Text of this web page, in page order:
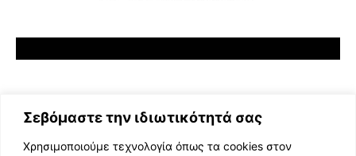
Σεβόμαστε την ιδιωτικότητά σας
Χρησιμοποιούμε τεχνολογία όπως τα cookies στον